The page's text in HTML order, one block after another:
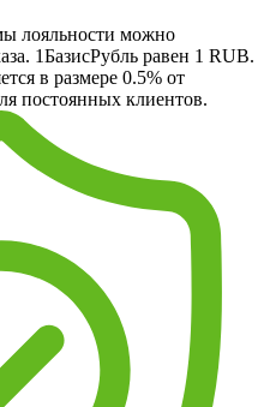
лояльности можно
1БазисРубль равен 1 RUB.
в размере 0.5% от
постоянных клиентов.